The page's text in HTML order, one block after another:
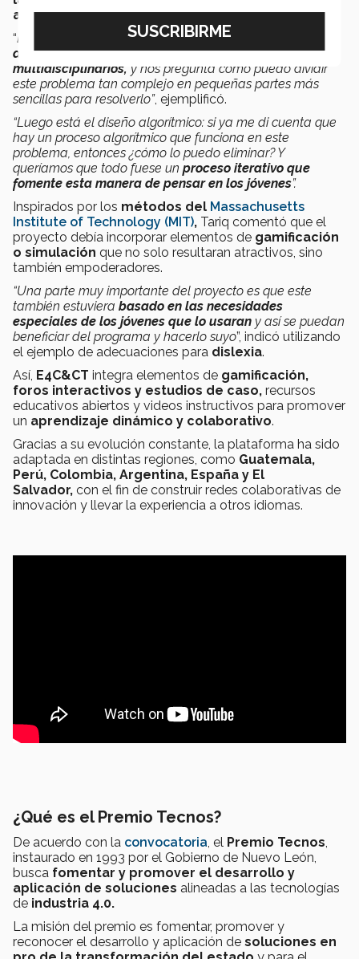
algorítmico.
“La plataforma aborda cuestiones como la
descomposición de problemas grandes, complejos y
multidisciplinarios, y nos pregunta cómo puedo dividir
este problema tan complejo en pequeñas partes más
sencillas para resolverlo”, ejemplificó.
“Luego está el diseño algorítmico: si ya me di cuenta que
hay un proceso algorítmico que funciona en este
problema, entonces ¿cómo lo puedo eliminar? Y
queríamos que todo fuese un proceso iterativo que
fomente esta manera de pensar en los jóvenes”.
Inspirados por los métodos del ​ Massachusetts
Institute of Technology (MIT), Tariq comentó que el
proyecto debía incorporar elementos de gamificación
o simulación que no solo resultaran atractivos, sino
también empoderadores.
“Una parte muy importante del proyecto es que este
también estuviera basado en las necesidades
especiales de los jóvenes que lo usaran y así se puedan
beneficiar del programa y hacerlo suyo”, indicó utilizando
el ejemplo de adecuaciones para dislexia.
Así, E4C&CT integra elementos de gamificación,
foros interactivos y estudios de caso, recursos
educativos abiertos y videos instructivos para promover
un aprendizaje dinámico y colaborativo.
Gracias a su evolución constante, la plataforma ha sido
adaptada en distintas regiones, como Guatemala,
Perú, Colombia, Argentina, España y El
Salvador, con el fin de construir redes colaborativas de
innovación y llevar la experiencia a otros idiomas.
¿Qué es el Premio Tecnos?
De acuerdo con la convocatoria , el Premio Tecnos
instaurado en 1993 por el Gobierno de Nuevo León,
busca fomentar y promover el desarrollo y
aplicación de soluciones alineadas a las tecnologías
de industria 4.0.
La misión del premio es fomentar, promover y
reconocer el desarrollo y aplicación de soluciones en